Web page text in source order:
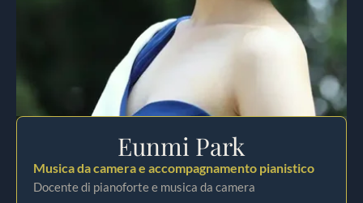
Eunmi Park
Musica da camera e accompagnamento pianistico
Docente di pianoforte e musica da camera